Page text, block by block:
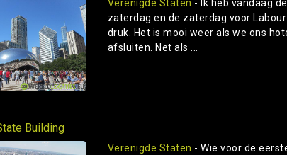
Verenigde Staten - Ik heb vandaag
zaterdag en de zaterdag voor
druk. Het is mooi weer als we ons
afsluiten. Net als ...
Building
Verenigde Staten - Wie voor de